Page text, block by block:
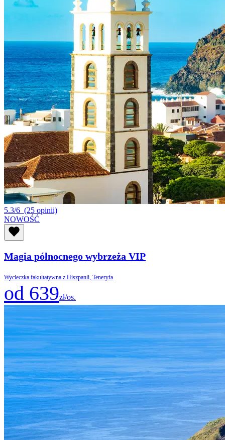
5.3/6 (25 opinii)
NOWOŚĆ
Magia północnego wybrzeża VIP
Wycieczka fakultatywna z Hiszpanii, Teneryfa
od 639zł/os.